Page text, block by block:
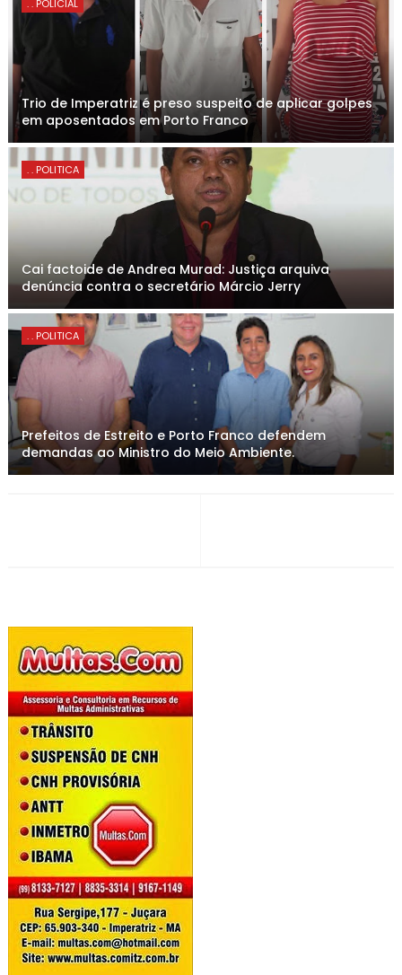
. . POLICIAL
Trio de Imperatriz é preso suspeito de aplicar golpes
em aposentados em Porto Franco
. . POLITICA
Cai factoide de Andrea Murad: Justiça arquiva
denúncia contra o secretário Márcio Jerry
. . POLITICA
Prefeitos de Estreito e Porto Franco defendem
demandas ao Ministro do Meio Ambiente.